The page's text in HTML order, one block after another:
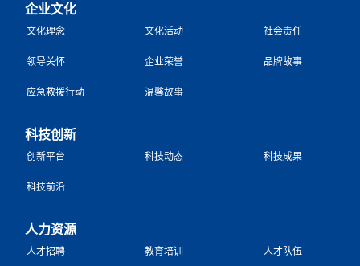
企业文化
文化理念 文化活动 社会责任
领导关怀 企业荣誉 品牌故事
应急救援行动 温馨故事
科技创新
创新平台 科技动态 科技成果
科技前沿
人力资源
人才招聘 教育培训 人才队伍